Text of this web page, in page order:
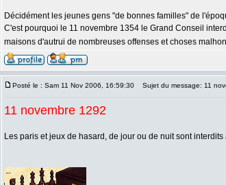
Décidément les jeunes gens "de bonnes familles" de
C'est pourquoi le 11 novembre 1354 le Grand Conseil
maisons d'autrui de nombreuses offenses et choses
Posté le : Sam 11 Nov 2006, 16:59:30 Sujet du message: 11
11 novembre 1292
Les paris et jeux de hasard, de jour ou de nuit sont